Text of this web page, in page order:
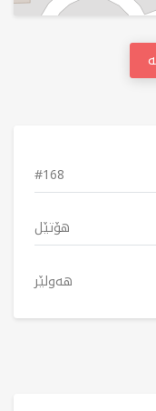
#168
هۆتێل
هەولێر